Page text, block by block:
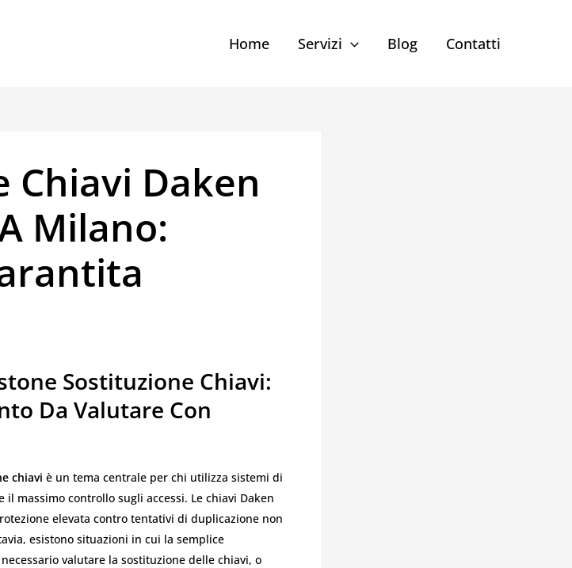
Home Servizi Blog Contatti
Chiavi Daken
Milano:
Sostituzione Chiavi:
Da Valutare Con
chiavi è un tema centrale per chi utilizza sistemi di
massimo controllo sugli accessi. Le chiavi Daken
elevata contro tentativi di duplicazione non
esistono situazioni in cui la semplice
valutare la sostituzione delle chiavi, o